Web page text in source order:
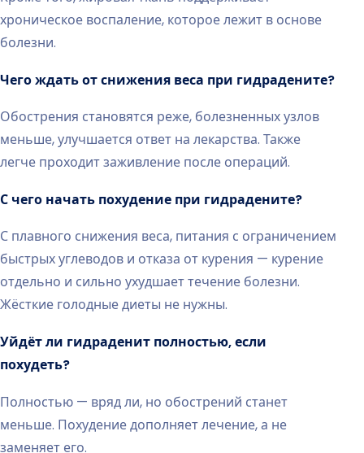
хроническое воспаление, которое лежит в основе
болезни.
Чего ждать от снижения веса при гидрадените?
Обострения становятся реже, болезненных узлов
меньше, улучшается ответ на лекарства. Также
легче проходит заживление после операций.
С чего начать похудение при гидрадените?
С плавного снижения веса, питания с ограничением
быстрых углеводов и отказа от курения — курение
отдельно и сильно ухудшает течение болезни.
Жёсткие голодные диеты не нужны.
Уйдёт ли гидраденит полностью, если
похудеть?
Полностью — вряд ли, но обострений станет
меньше. Похудение дополняет лечение, а не
заменяет его.